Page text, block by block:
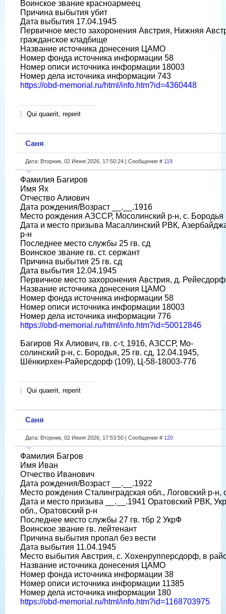
Воинское звание красноармеец
Причина выбытия убит
Дата выбытия 17.04.1945
Первичное место захоронения Австрия, Нижняя
гражданское кладбище
Название источника донесения ЦАМО
Номер фонда источника информации 58
Номер описи источника информации 18003
Номер дела источника информации 743
https://obd-memorial.ru/html/info.htm?id=4360448
Qui quaerit, reperit
Саня
Дата: Вторник, 02 Июня 2026, 17:50:24 | Сообщение # 119
Фамилия Багиров
Имя Ях
Отчество Алиович
Дата рождения/Возраст __.__.1916
Место рождения АЗССР, Мосолинский р-н, с. Бородья
Дата и место призыва Масаллинский РВК,
р-н
Последнее место службы 25 гв. сд
Воинское звание гв. ст. сержант
Причина выбытия 25 гв. сд
Дата выбытия 12.04.1945
Первичное место захоронения Австрия, д. Рейесдорф
Название источника донесения ЦАМО
Номер фонда источника информации 58
Номер описи источника информации 18003
Номер дела источника информации 776
https://obd-memorial.ru/html/info.htm?id=50012846
Багиров Ях Алиович, гв. с-т, 1916, АЗССР, Мо-
солинский р-н, с. Бородья, 25 гв. сд, 12.04.1945,
Шёнкирхен-Райерсдорф (109), Ц-58-18003-776
Qui quaerit, reperit
Саня
Дата: Вторник, 02 Июня 2026, 17:53:50 | Сообщение # 120
Фамилия Багров
Имя Иван
Отчество Иванович
Дата рождения/Возраст __.__.1922
Место рождения Сталинградская обл., Логовский р-н,
Дата и место призыва __.__.1941 Оратовский РВК,
обл., Оратовский р-н
Последнее место службы 27 гв. тбр 2 УкрФ
Воинское звание гв. лейтенант
Причина выбытия пропал без вести
Дата выбытия 11.04.1945
Место выбытия Австрия, с. Хохенрупперсдорф, в
Название источника донесения ЦАМО
Номер фонда источника информации 38
Номер описи источника информации 11385
Номер дела источника информации 180
https://obd-memorial.ru/html/info.htm?id=1168703975